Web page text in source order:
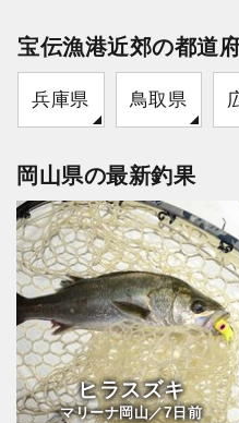
宝伝漁港近郊の都道
兵庫県 鳥取県
岡山県の最新釣果
ヒラスズキ
マリーナ岡山／7日前